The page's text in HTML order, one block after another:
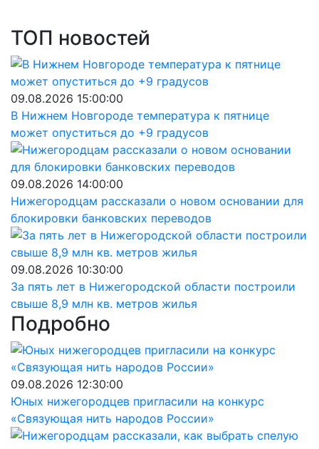
ТОП новостей
09.08.2026 15:00:00
В Нижнем Новгороде температура к пятнице
может опуститься до +9 градусов
09.08.2026 14:00:00
Нижегородцам рассказали о новом основании для
блокировки банковских переводов
09.08.2026 10:30:00
За пять лет в Нижегородской области построили
свыше 8,9 млн кв. метров жилья
Подробно
09.08.2026 12:30:00
Юных нижегородцев пригласили на конкурс
«Связующая нить народов России»